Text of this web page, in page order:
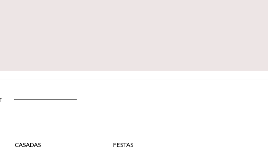
CASADAS FESTAS